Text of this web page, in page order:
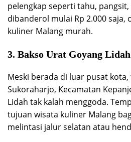
pelengkap seperti tahu,
dibanderol mulai Rp 2.000 saja,
kuliner Malang murah.
3. Bakso Urat Goyang Lidah
Meski berada di luar pusat kota,
Sukoraharjo, Kecamatan
Lidah tak kalah menggoda.
tujuan wisata kuliner Malang
melintasi jalur selatan atau